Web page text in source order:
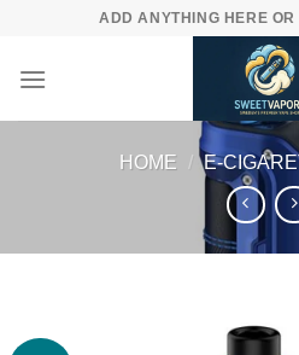
content
ADD ANYTHING HERE OR
HOME / E-